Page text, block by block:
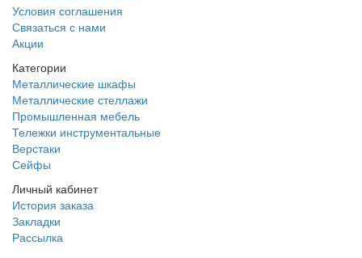
Условия соглашения
Связаться с нами
Акции
Категории
Металлические шкафы
Металлические стеллажи
Промышленная мебель
Тележки инструментальные
Верстаки
Сейфы
Личный кабинет
История заказа
Закладки
Рассылка